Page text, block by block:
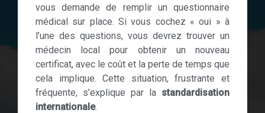
vous demande de remplir un questionnaire
médical sur place. Si vous cochez « oui » à
l’une des questions, vous devrez trouver un
médecin local pour obtenir un nouveau
certificat, avec le coût et la perte de temps que
cela implique. Cette situation, frustrante et
fréquente, s’explique par la standardisation
internationale.